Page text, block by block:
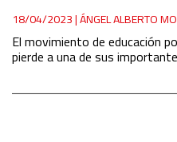
18/04/2023|ÁNGEL ALBERTO
El movimiento de educación
pierde a una de sus